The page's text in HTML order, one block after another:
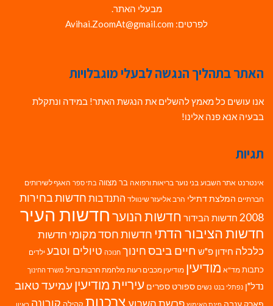
מבעלי האתר.
לפרטים: Avihai.ZoomAt@gmail.com
האתר בתהליך הנגשה לבעלי מוגבלויות
אנו עושים כל מאמץ להשלים את הנגשת האתר! במידה ונתקלת
בבעיה אנא פנה אלינו!
תגיות
אינטרנט אתר השבוע בני נוער בריאות ורפואה בר מצווה בתי ספר האגף לשירותים
חברתיים המלצת דתילי הרב אליעזר שינוולד התנדבות חדשות בחירות
2008 חדשות הבידור חדשות הנוערחדשות העיר
חדשות הציבור הדתי חדשות חסד מקומי חדשות
כלכלה חידון פ"ש חיים ביבסחינוך חנוכה טיולים וטבע ילדים
כתבות מד"א מודיעין מודיעין מכבים רעות מלחמת חרבות ברזל משרד החינוך
נדל"ן נפתלי בנט נשים ספורט ספרים עיריית מודיעין עמיעד טאוב
פרשת השבוע צרכנות קורונה